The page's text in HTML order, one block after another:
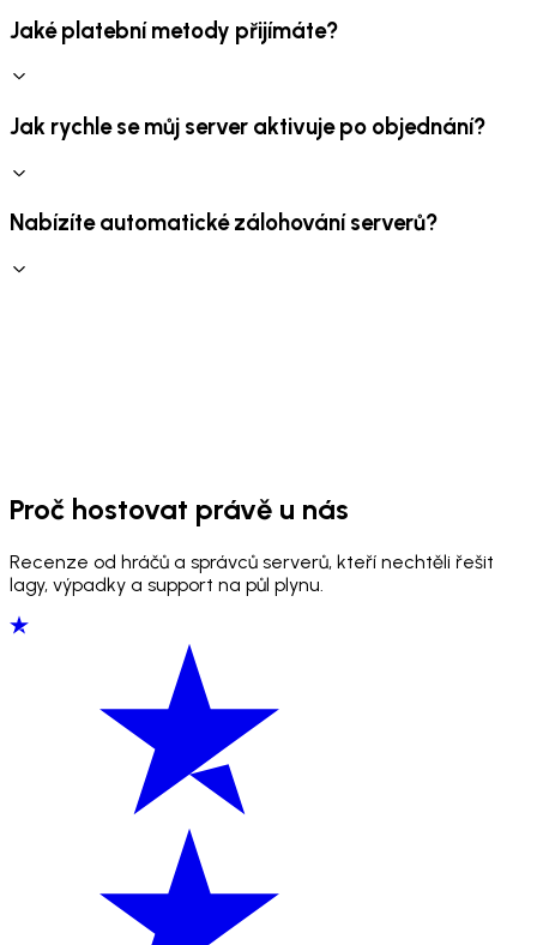
Jaké platební metody přijímáte?
Jak rychle se můj server aktivuje po objednání?
Nabízíte automatické zálohování serverů?
Proč hostovat právě u nás
Recenze od hráčů a správců serverů, kteří nechtěli řešit
lagy, výpadky a support na půl plynu.